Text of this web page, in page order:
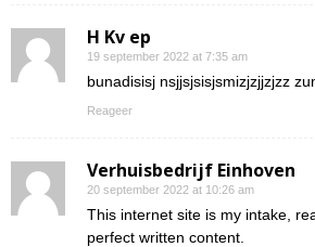
H Kv ep
19 september 2022 at 7:35 am
bunadisisj nsjjsjsisjsmizjzjjzjzz
Reageer
Verhuisbedrijf Einhoven
20 september 2022 at 10:26 am
This internet site is my intake,
perfect written content.